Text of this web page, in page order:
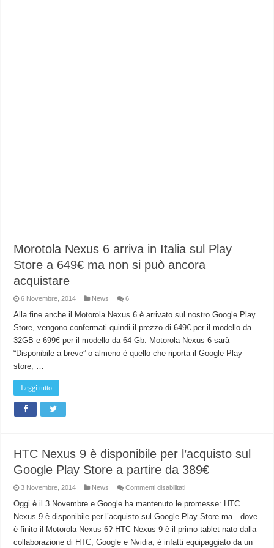
Morotola Nexus 6 arriva in Italia sul Play
Store a 649€ ma non si può ancora
acquistare
6 Novembre, 2014 News 6
Alla fine anche il Motorola Nexus 6 è arrivato sul nostro Google Play
Store, vengono confermati quindi il prezzo di 649€ per il modello da
32GB e 699€ per il modello da 64 Gb. Motorola Nexus 6 sarà
“Disponibile a breve” o almeno è quello che riporta il Google Play
store, …
Leggi tutto
HTC Nexus 9 è disponibile per l’acquisto sul
Google Play Store a partire da 389€
3 Novembre, 2014 News Commenti disabilitatisu
Nexus
9
è
disponibile
per
l’acquisto
sul
Oggi è il 3 Novembre e Google ha mantenuto le promesse: HTC
Nexus 9 è disponibile per l’acquisto sul Google Play Store ma…dove
è finito il Motorola Nexus 6? HTC Nexus 9 è il primo tablet nato dalla
collaborazione di HTC, Google e Nvidia, è infatti equipaggiato da un